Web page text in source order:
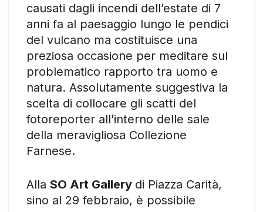
causati dagli incendi dell’estate di 7
anni fa al paesaggio lungo le pendici
del vulcano ma costituisce una
preziosa occasione per meditare sul
problematico rapporto tra uomo e
natura. Assolutamente suggestiva la
scelta di collocare gli scatti del
fotoreporter all’interno delle sale
della meravigliosa Collezione
Farnese.
Alla SO Art Gallery di Piazza Carità,
sino al 29 febbraio, è possibile